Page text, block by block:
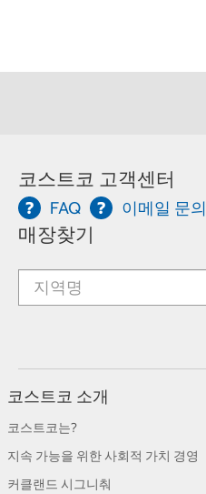
코스트코 고객센터
FAQ 이메일 문의
매장찾기
코스트코 소개
코스트코는?
지속 가능을 위한 사회적 가치 경영
커클랜드 시그니춰